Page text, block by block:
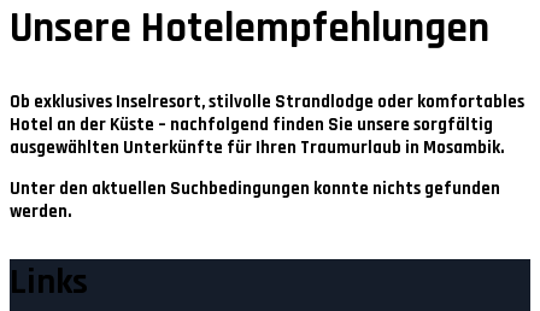
Unsere Hotelempfehlungen
Ob exklusives Inselresort, stilvolle Strandlodge oder komfortables
Hotel an der Küste – nachfolgend finden Sie unsere sorgfältig
ausgewählten Unterkünfte für Ihren Traumurlaub in Mosambik.
Unter den aktuellen Suchbedingungen konnte nichts gefunden
werden.
Links